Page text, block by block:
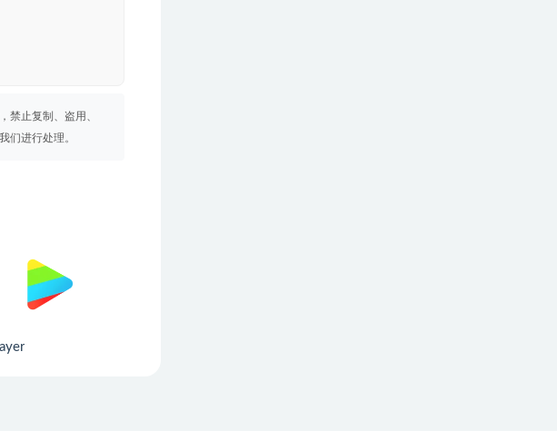
禁止复制、盗用、
们进行处理。